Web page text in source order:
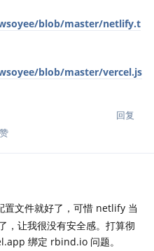
blob/master/netlify.t
blob/master/vercel.js
回复
置文件就好了，可惜 netlify 当
，让我很没有安全感。打算彻
绑定 rbind.io 问题。